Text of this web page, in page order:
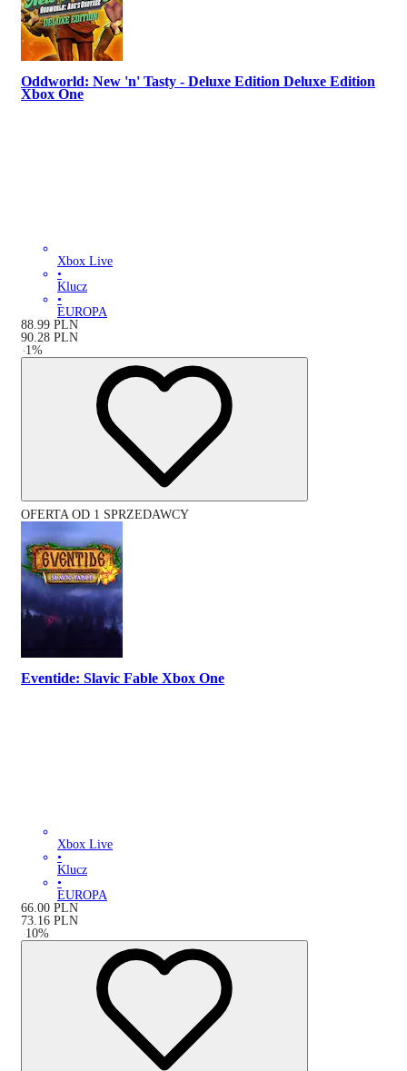
Oddworld: New 'n' Tasty - Deluxe Edition Deluxe Edition
Xbox One
Xbox Live
•
Klucz
•
EUROPA
88.99 PLN
90.28 PLN
-1%
OFERTA OD 1 SPRZEDAWCY
Eventide: Slavic Fable Xbox One
Xbox Live
•
Klucz
•
EUROPA
66.00 PLN
73.16 PLN
-10%